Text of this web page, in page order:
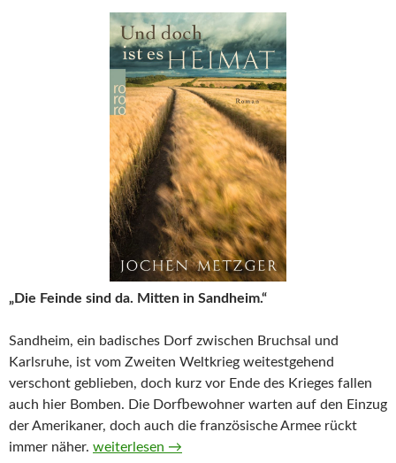
„Die Feinde sind da. Mitten in Sandheim.“
Sandheim, ein badisches Dorf zwischen Bruchsal und
Karlsruhe, ist vom Zweiten Weltkrieg weitestgehend
verschont geblieben, doch kurz vor Ende des Krieges fallen
auch hier Bomben. Die Dorfbewohner warten auf den Einzug
der Amerikaner, doch auch die französische Armee rückt
immer näher. Und doch ist es Heimat von Jochen Metzger
weiterlesen →